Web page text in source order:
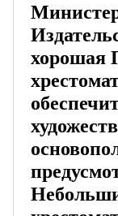
хорошая